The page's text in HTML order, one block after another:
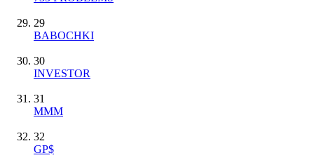
29
BABOCHKI
30
INVESTOR
31
MMM
32
GP$